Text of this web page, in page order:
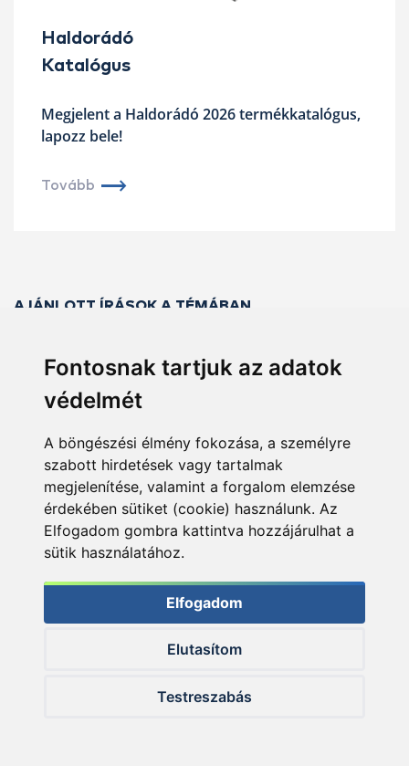
Fontosnak tartjuk az adatok
védelmét
A böngészési élmény fokozása, a személyre
szabott hirdetések vagy tartalmak
megjelenítése, valamint a forgalom elemzése
érdekében sütiket (cookie) használunk. Az
Elfogadom gombra kattintva hozzájárulhat a
sütik használatához.
Elfogadom
Elutasítom
Testreszabás
Haldorádó
Katalógus
Megjelent a Haldorádó 2026 termékkatalógus,
lapozz bele!
Tovább
AJÁNLOTT ÍRÁSOK A TÉMÁBAN
Putz Tamás